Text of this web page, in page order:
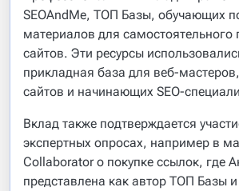
SEOAndMe, ТОП Базы, обучающих
материалов для самостоятельного
сайтов. Эти ресурсы
прикладная база для веб-
сайтов и начинающих SEO-
Вклад также подтверждается
экспертных опросах, например в
Collaborator о покупке ссылок, где
представлена как автор ТОП Базы